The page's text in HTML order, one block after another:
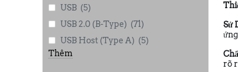
USB (5)
USB 2.0 (B-Type) (71)
USB Host (Type A) (5)
Thêm
Sử
rõ